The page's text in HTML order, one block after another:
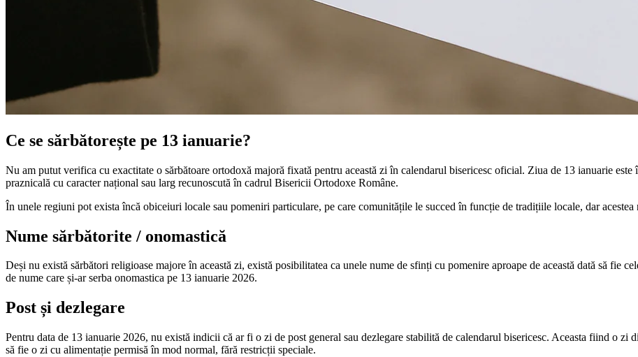
Ce se sărbătorește pe 13 ianuarie?
Nu am putut verifica cu exactitate o sărbătoare ortodoxă majoră fixată pentru această zi în calendarul bisericesc oficial. Ziua de 13 ianuarie
praznicală cu caracter național sau larg recunoscută în cadrul Bisericii Ortodoxe Române.
În unele regiuni pot exista încă obiceiuri locale sau pomeniri particulare, pe care comunitățile le succed în funcție de tradițiile locale, dar
Nume sărbătorite / onomastică
Deși nu există sărbători religioase majore în această zi, există posibilitatea ca unele nume de sfinți cu pomenire aproape de această dată să
de nume care și-ar serba onomastica pe 13 ianuarie 2026.
Post și dezlegare
Pentru data de 13 ianuarie 2026, nu există indicii că ar fi o zi de post general sau dezlegare stabilită de calendarul bisericesc. Aceasta fiind o
să fie o zi cu alimentație permisă în mod normal, fără restricții speciale.